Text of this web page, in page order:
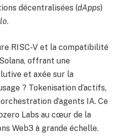
décentralisées (dApps)
.
RISC-V et la compatibilité
offrant une
et axée sur la
? Tokenisation d’actifs,
d’agents IA. Ce
Labs au cœur de la
Web3 à grande échelle.